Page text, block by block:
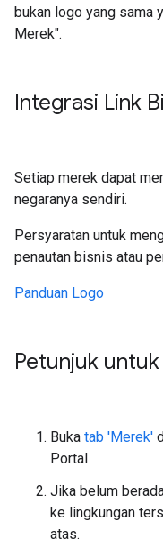
bukan logo yang sama
Merek".
Integrasi Link
Setiap merek dapat
negaranya sendiri.
Persyaratan untuk
penautan bisnis atau
Panduan Logo
Petunjuk
Buka tab 'Merek'
Portal
Jika belum
ke lingkungan
atas.